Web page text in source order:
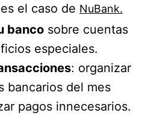
el caso de NuBank.
banco sobre cuentas
especiales.
: organizar
bancarios del mes
pagos innecesarios.